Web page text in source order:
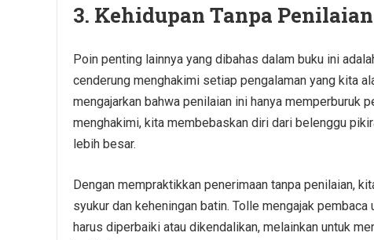
3. Kehidupan Tanpa Penilaian
Poin penting lainnya yang dibahas dalam buku ini
cenderung menghakimi setiap pengalaman yang kita
mengajarkan bahwa penilaian ini hanya memperburuk
menghakimi, kita membebaskan diri dari belenggu
lebih besar.
Dengan mempraktikkan penerimaan tanpa penilaian,
syukur dan keheningan batin. Tolle mengajak
harus diperbaiki atau dikendalikan, melainkan untuk